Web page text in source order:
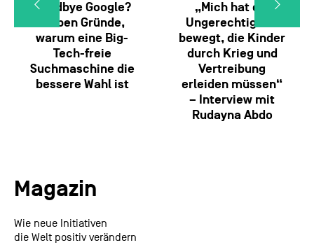
Goodbye Google?
Sieben Gründe,
warum eine Big-
Tech-freie
Suchmaschine die
bessere Wahl ist
„Mich hat die
Ungerechtigkeit
bewegt, die Kinder
durch Krieg und
Vertreibung
erleiden müssen“
– Interview mit
Rudayna Abdo
Magazin
Wie neue Initiativen
die Welt positiv verändern